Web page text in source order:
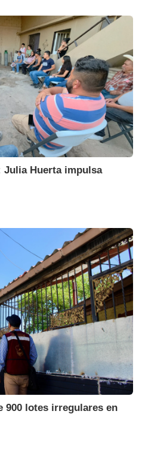
Julia Huerta impulsa
900 lotes irregulares en